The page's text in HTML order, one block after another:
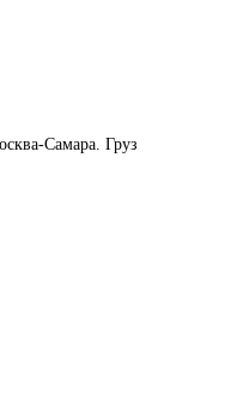
Самара. Груз